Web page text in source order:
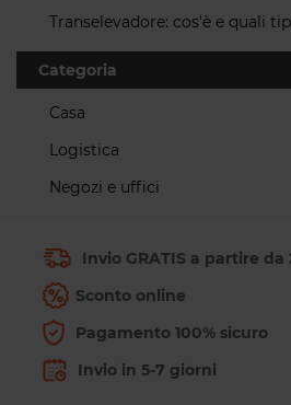
Transelevadore: cos'è e quali
Categoria
Casa
Logistica
Negozi e uffici
Invio GRATIS a partire da
Sconto online
Pagamento 100% sicuro
Invio in 5-7 giorni